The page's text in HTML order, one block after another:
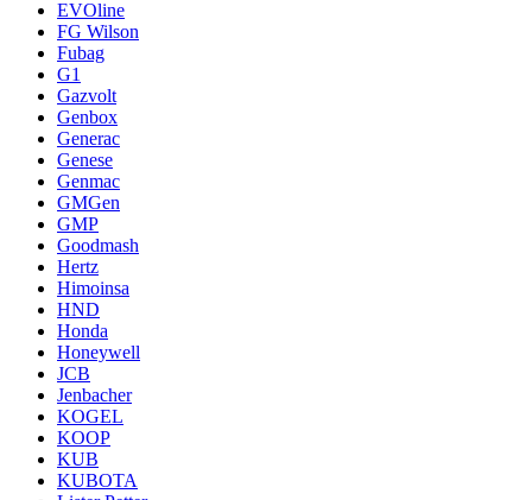
EVOline
FG Wilson
Fubag
G1
Gazvolt
Genbox
Generac
Genese
Genmac
GMGen
GMP
Goodmash
Hertz
Himoinsa
HND
Honda
Honeywell
JCB
Jenbacher
KOGEL
KOOP
KUB
KUBOTA